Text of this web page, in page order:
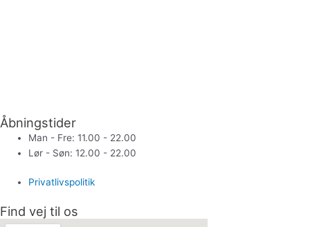
Åbningstider
Man - Fre: 11.00 - 22.00
Lør - Søn: 12.00 - 22.00
Privatlivspolitik
Find vej til os